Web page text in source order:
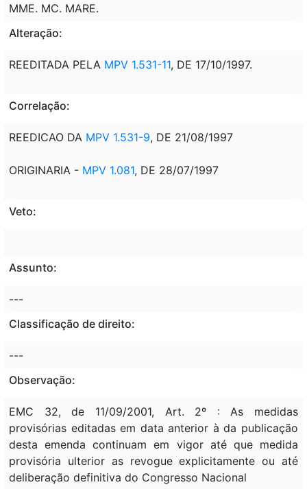
MME. MC. MARE.
Alteração:
REEDITADA PELA MPV 1.531-11, DE 17/10/1997.
Correlação:
REEDICAO DA MPV 1.531-9, DE 21/08/1997
ORIGINARIA - MPV 1.081, DE 28/07/1997
Veto:
Assunto:
---
Classificação de direito:
---
Observação:
EMC 32, de 11/09/2001, Art. 2º : As medidas
provisórias editadas em data anterior à da publicação
desta emenda continuam em vigor até que medida
provisória ulterior as revogue explicitamente ou até
deliberação definitiva do Congresso Nacional